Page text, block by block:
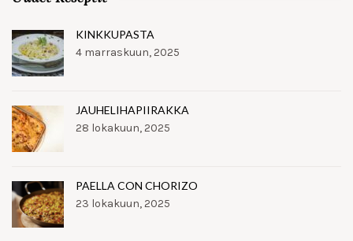
KINKKUPASTA
4 marraskuun, 2025
JAUHELIHAPIIRAKKA
28 lokakuun, 2025
PAELLA CON CHORIZO
23 lokakuun, 2025